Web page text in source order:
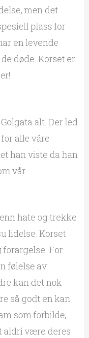
men det
plass for
en levende
døde. Korset er
alt. Der led
alle våre
han viste da han
vår
hate og trekke
lidelse. Korset
For
følelse av
kan det nok
så godt en kan
som forbilde,
aldri være deres